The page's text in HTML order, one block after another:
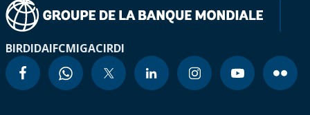
BIRDIDAIFCMIGACIRDI